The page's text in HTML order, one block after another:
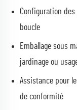
Configuration
boucle
Emballage sous
jardinage ou
Assistance pour
de conformité